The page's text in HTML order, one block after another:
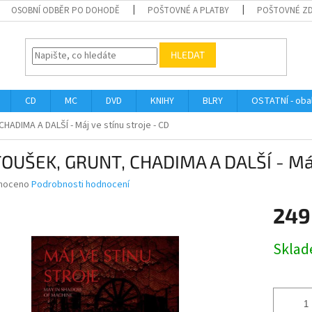
OSOBNÍ ODBĚR PO DOHODĚ POŠTOVNÉ A PLATBY POŠTOVNÉ
HLEDAT
CD MC DVD KNIHY BLRY OSTATNÍ -
A DALŠÍ - Máj ve stínu stroje - CD
GRUNT, CHADIMA A DALŠÍ -
Podrobnosti hodnocení
cena: